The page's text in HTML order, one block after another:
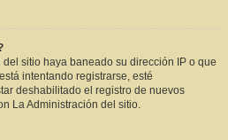
sitio haya baneado su dirección IP o que
intentando registrarse, esté
deshabilitado el registro de nuevos
La Administración del sitio.